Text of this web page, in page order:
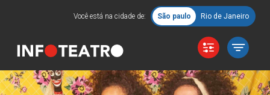
Você está na cidade de: São paulo Rio de Janeiro